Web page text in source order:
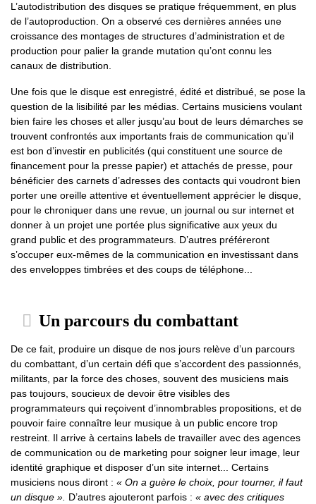
L’autodistribution des disques se pratique fréquemment, en plus
de l’autoproduction. On a observé ces dernières années une
croissance des montages de structures d’administration et de
production pour palier la grande mutation qu’ont connu les
canaux de distribution.
Une fois que le disque est enregistré, édité et distribué, se pose la
question de la lisibilité par les médias. Certains musiciens voulant
bien faire les choses et aller jusqu’au bout de leurs démarches se
trouvent confrontés aux importants frais de communication qu’il
est bon d’investir en publicités (qui constituent une source de
financement pour la presse papier) et attachés de presse, pour
bénéficier des carnets d’adresses des contacts qui voudront bien
porter une oreille attentive et éventuellement apprécier le disque,
pour le chroniquer dans une revue, un journal ou sur internet et
donner à un projet une portée plus significative aux yeux du
grand public et des programmateurs. D’autres préféreront
s’occuper eux-mêmes de la communication en investissant dans
des enveloppes timbrées et des coups de téléphone...
Un parcours du combattant
De ce fait, produire un disque de nos jours relève d’un parcours
du combattant, d’un certain défi que s’accordent des passionnés,
militants, par la force des choses, souvent des musiciens mais
pas toujours, soucieux de devoir être visibles des
programmateurs qui reçoivent d’innombrables propositions, et de
pouvoir faire connaître leur musique à un public encore trop
restreint. Il arrive à certains labels de travailler avec des agences
de communication ou de marketing pour soigner leur image, leur
identité graphique et disposer d’un site internet... Certains
musiciens nous diront : « On a guère le choix, pour tourner, il faut
un disque ». D’autres ajouteront parfois : « avec des critiques